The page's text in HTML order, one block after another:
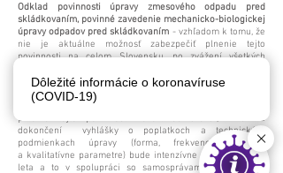
Odklad povinnosti úpravy zmesového odpadu pred
skládkovaním, povinné zavedenie mechanicko-biologickej
úpravy odpadov pred skládkovaním - vzhľadom k tomu, že
nie je aktuálne možnosť zabezpečiť plnenie tejto
povinnosti na celom Slovensku, po zvážení všetkých
o tomto bode bude pokračovať. Rezort pripraví návrh
ďalšieho postupu. Zmenu zákona však bude prijímať až
nový parlament po voľbách. Tým, ktorí sú pripravení na
plnenie tejto povinnosti rezort deklaroval, že na
dokončení vyhlášky o poplatkoch a technických
podmienkach úpravy (forma, frekvencie kontroly
a kvalitatívne parametre) bude intenzívne pracovať počas
leta a to v spolupráci so samosprávami a zberovými
Dôležité informácie o koronavíruse
(COVID-19)